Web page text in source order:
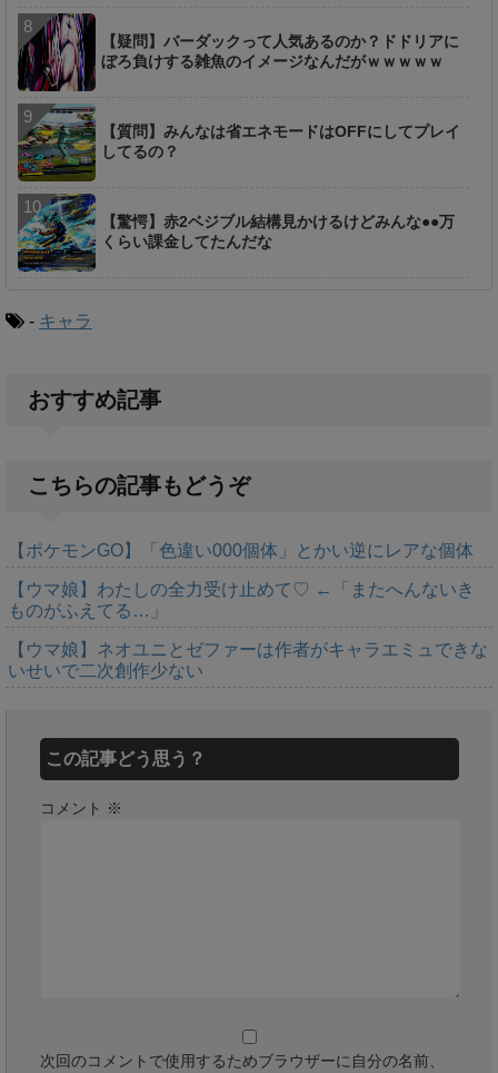
【疑問】バーダックって人気あるのか？ドドリアに
ぼろ負けする雑魚のイメージなんだがｗｗｗｗｗ
【質問】みんなは省エネモードはOFFにしてプレイ
してるの？
【驚愕】赤2ベジブル結構見かけるけどみんな●●万
くらい課金してたんだな
- キャラ
おすすめ記事
こちらの記事もどうぞ
【ポケモンGO】「色違い000個体」とかい逆にレアな個体
【ウマ娘】わたしの全力受け止めて♡ ←「またへんないき
ものがふえてる…」
【ウマ娘】ネオユニとゼファーは作者がキャラエミュできな
いせいで二次創作少ない
この記事どう思う？
コメント ※
次回のコメントで使用するためブラウザーに自分の名前、